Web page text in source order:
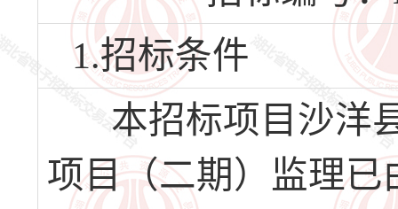
1.招标条件
本招标项目沙洋
项目（二期）监理